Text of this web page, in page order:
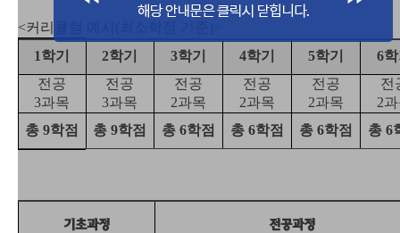
<커리큘럼 예시(최소학점 기준)>
1학기
2학기 3학기 4학기 5학기
6
전공
3과목
전공
3과목
전공
2과목
전공
2과목
전공
2과목
전
2
총 9학점
총 9학점 총 6학점 총 6학점 총 6학점 총 6
기초과정 전공과정